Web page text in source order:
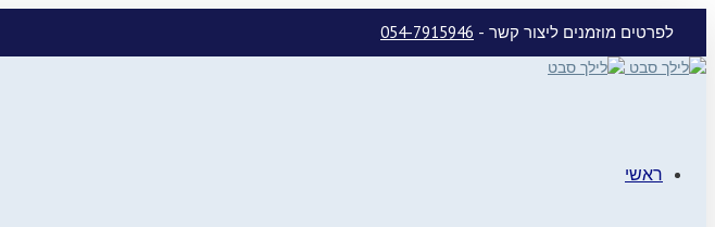
לפרטים מוזמנים ליצור קשר - 054-7915946
ראשי